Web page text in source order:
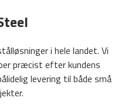
i hele landet. Vi
præcist efter kundens
levering til både små